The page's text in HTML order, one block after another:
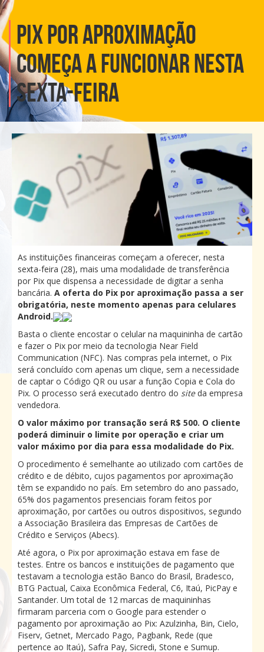
Pix por aproximação
começa a funcionar nesta
sexta-feira
As instituições financeiras começam a oferecer, nesta
sexta-feira (28), mais uma modalidade de transferência
por Pix que dispensa a necessidade de digitar a senha
bancária. A oferta do Pix por aproximação passa a ser
obrigatória, neste momento apenas para celulares
Android.
Basta o cliente encostar o celular na maquininha de cartão
e fazer o Pix por meio da tecnologia Near Field
Communication (NFC). Nas compras pela internet, o Pix
será concluído com apenas um clique, sem a necessidade
de captar o Código QR ou usar a função Copia e Cola do
Pix. O processo será executado dentro do siteda empresa
vendedora.
O valor máximo por transação será R$ 500. O cliente
poderá diminuir o limite por operação e criar um
valor máximo por dia para essa modalidade do Pix.
O procedimento é semelhante ao utilizado com cartões de
crédito e de débito, cujos pagamentos por aproximação
têm se expandido no país. Em setembro do ano passado,
65% dos pagamentos presenciais foram feitos por
aproximação, por cartões ou outros dispositivos, segundo
a Associação Brasileira das Empresas de Cartões de
Crédito e Serviços (Abecs).
Até agora, o Pix por aproximação estava em fase de
testes. Entre os bancos e instituições de pagamento que
testavam a tecnologia estão Banco do Brasil, Bradesco,
BTG Pactual, Caixa Econômica Federal, C6, Itaú, PicPay e
Santander. Um total de 12 marcas de maquininhas
firmaram parceria com o Google para estender o
pagamento por aproximação ao Pix: Azulzinha, Bin, Cielo,
Fiserv, Getnet, Mercado Pago, Pagbank, Rede (que
pertence ao Itaú), Safra Pay, Sicredi, Stone e Sumup.